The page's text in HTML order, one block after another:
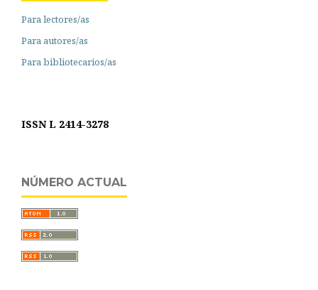
Para lectores/as
Para autores/as
Para bibliotecarios/as
ISSN L 2414-3278
NÚMERO ACTUAL